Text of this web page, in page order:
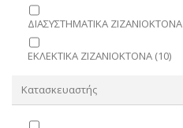
ΔΙΑΣΥΣΤΗΜΑΤΙΚΑ ΖΙΖΑΝΙΟΚΤΟΝΑ
ΕΚΛΕΚΤΙΚΑ ΖΙΖΑΝΙΟΚΤΟΝΑ (10)
Κατασκευαστής